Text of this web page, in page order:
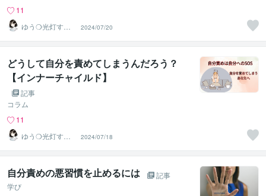
11
ゆう❍光灯す心
のよりどころ❍
2024/07/20
どうして自分を責めてしまうんだろう？
【インナーチャイルド】
記事
コラム
11
ゆう❍光灯す心
のよりどころ❍
2024/07/18
自分責めの悪習慣を止めるには
記事
学び